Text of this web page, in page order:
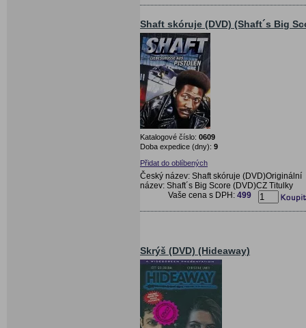
Shaft skóruje (DVD) (Shaft´s Big
Katalogové číslo: 0609
Doba expedice (dny): 9
Přidat do oblíbených
Český název: Shaft skóruje (DVD)Originální
název: Shaft´s Big Score (DVD)CZ Titulky
Vaše cena s DPH: 499
Skrýš (DVD) (Hideaway)